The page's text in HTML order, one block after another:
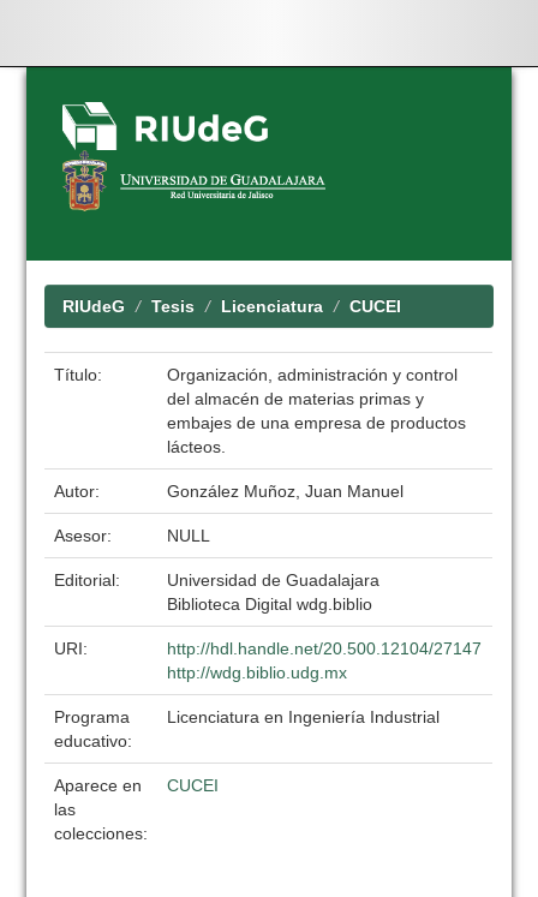
Skip
navigation
RIUdeG Tesis Licenciatura CUCEI
Título:
Organización, administración y control
del almacén de materias primas y
embajes de una empresa de productos
lácteos.
Autor: González Muñoz, Juan Manuel
Asesor: NULL
Editorial:
Universidad de Guadalajara
Biblioteca Digital wdg.biblio
URI:
http://hdl.handle.net/20.500.12104/27147
http://wdg.biblio.udg.mx
Programa
educativo:
Licenciatura en Ingeniería Industrial
Aparece en
las
colecciones:
CUCEI